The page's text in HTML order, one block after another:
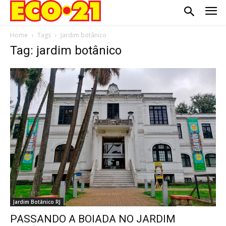
Home Tags Jardim botânico
Tag: jardim botânico
Jardim Botânico RJ
PASSANDO A BOIADA NO JARDIM